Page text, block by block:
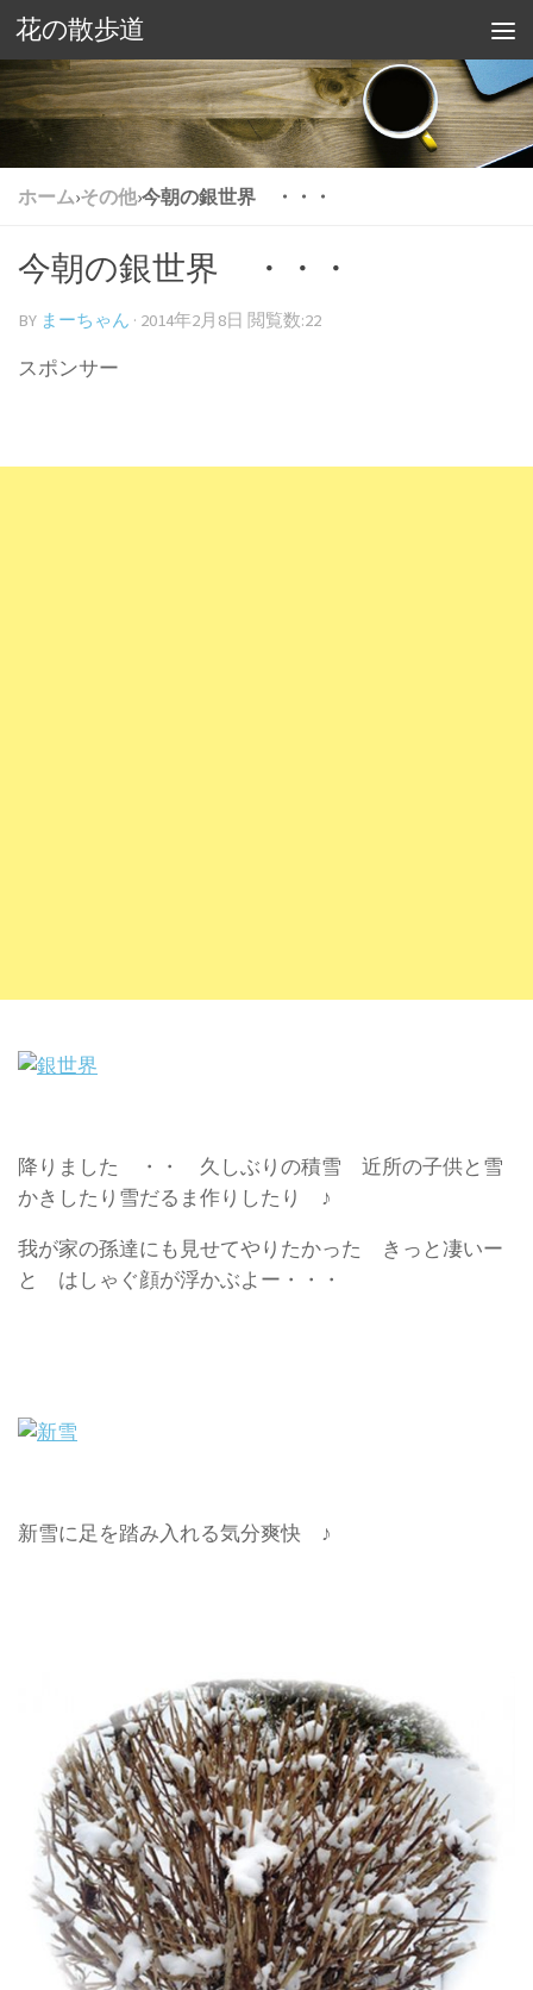
花の散歩道
ホーム›その他›今朝の銀世界 ・・・
今朝の銀世界 ・・・
BY まーちゃん · 2014年2月8日 閲覧数:22
スポンサー
降りました ・・ 久しぶりの積雪 近所の子供と雪
かきしたり雪だるま作りしたり ♪
我が家の孫達にも見せてやりたかった きっと凄いー
と はしゃぐ顔が浮かぶよー・・・
新雪に足を踏み入れる気分爽快 ♪